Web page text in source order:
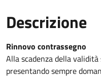
Descrizione
Rinnovo contrassegno
Alla scadenza della
presentando sempre